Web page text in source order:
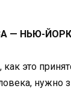
— НЬЮ-
это
нужно